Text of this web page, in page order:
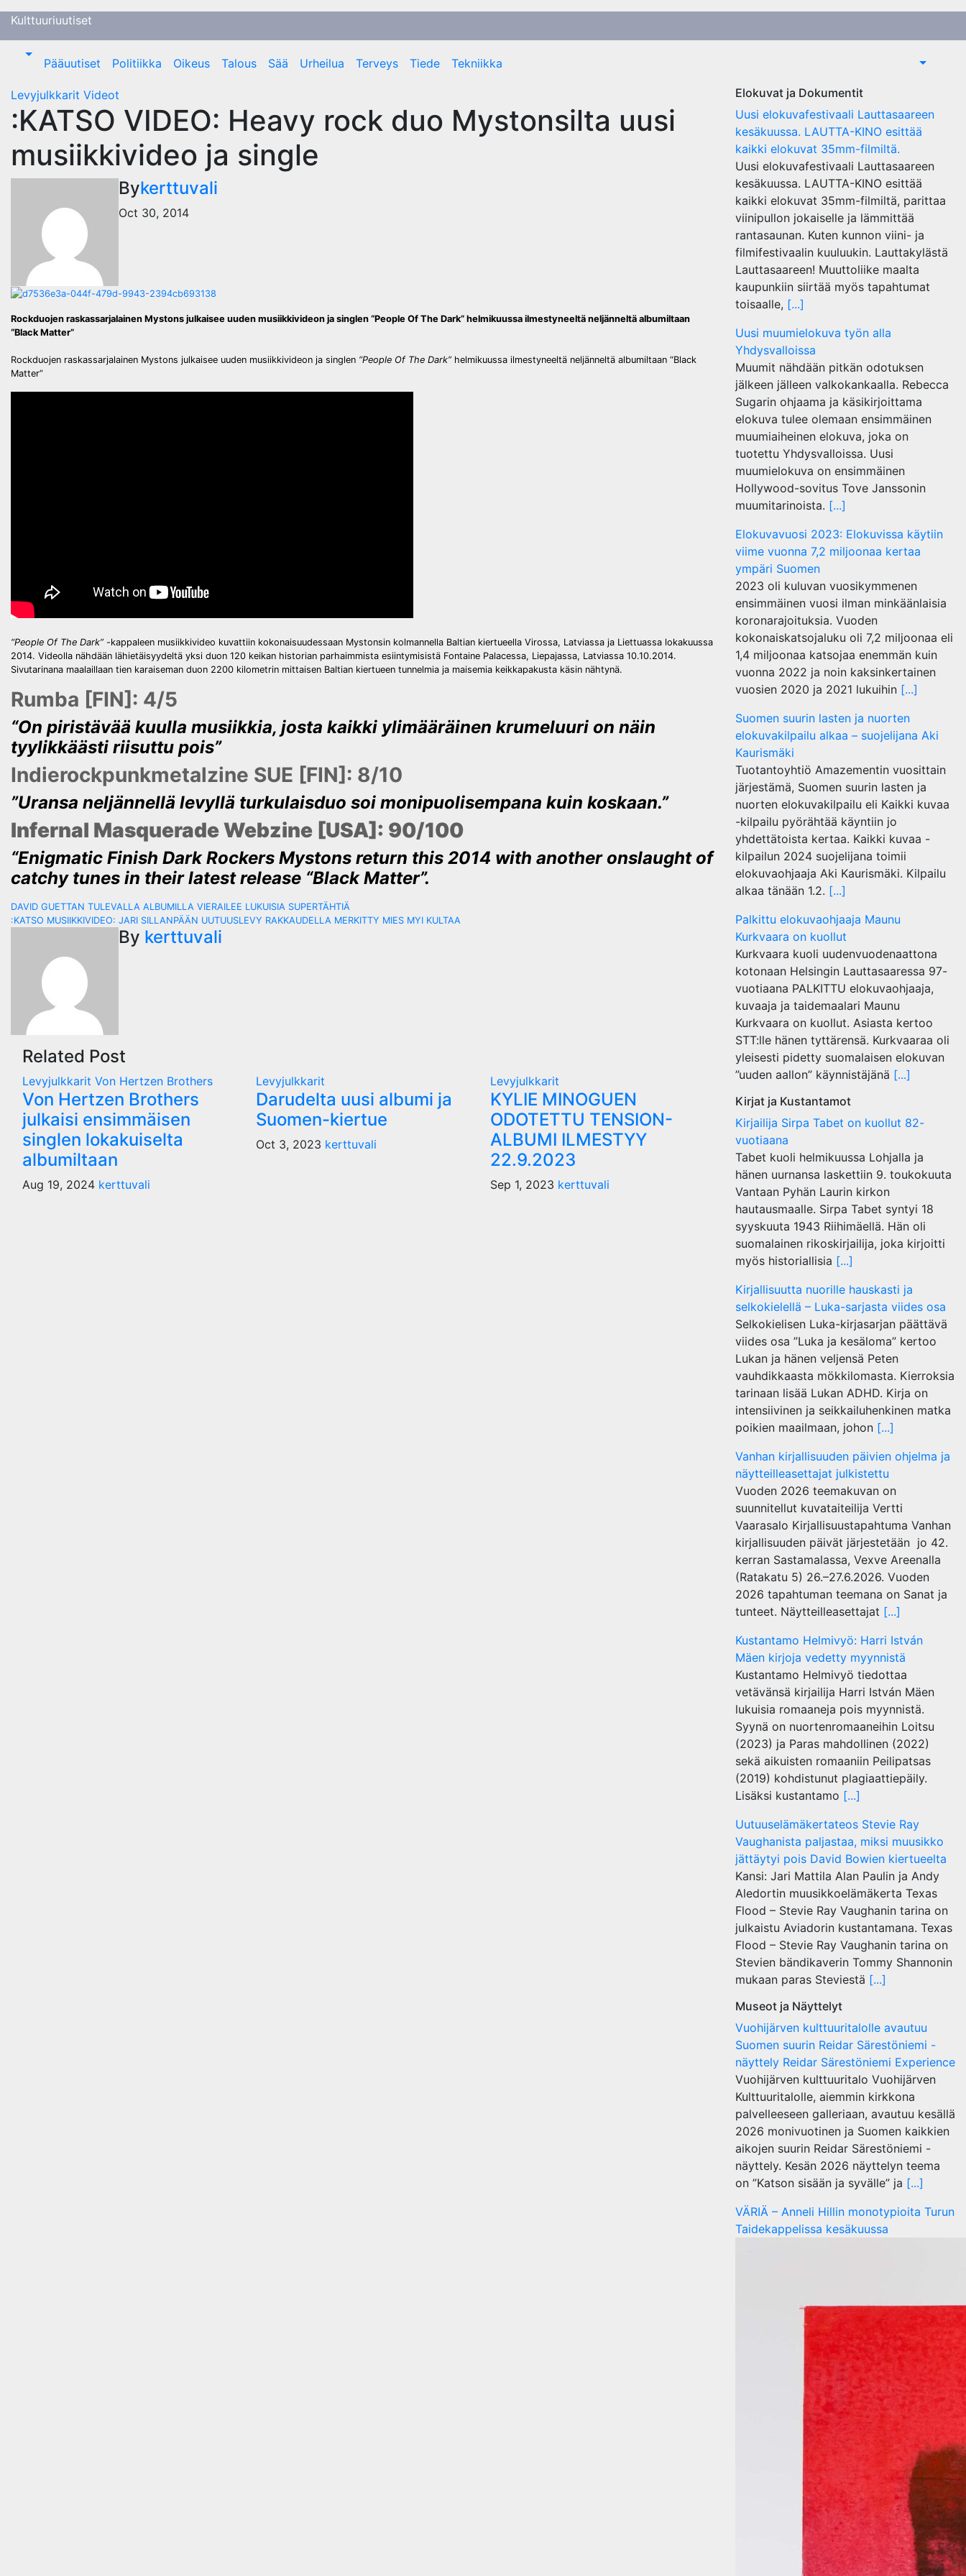
Skip
content
Kulttuuriuutiset
Pääuutiset Politiikka Oikeus Talous Sää Urheilua Terveys Tiede Tekniikka
Levyjulkkarit Videot
:KATSO VIDEO: Heavy rock duo Mystonsilta uusi
musiikkivideo ja single
Bykerttuvali
Oct 30, 2014
Rockduojen raskassarjalainen Mystons julkaisee uuden musiikkivideon ja singlen “People Of The Dark” helmikuussa ilmestyneeltä neljänneltä albumiltaan
“Black Matter”
Rockduojen raskassarjalainen Mystons julkaisee uuden musiikkivideon ja singlen “People Of The Dark” helmikuussa ilmestyneeltä neljänneltä albumiltaan “Black
Matter”
“People Of The Dark” -kappaleen musiikkivideo kuvattiin kokonaisuudessaan Mystonsin kolmannella Baltian kiertueella Virossa, Latviassa ja Liettuassa lokakuussa
2014. Videolla nähdään lähietäisyydeltä yksi duon 120 keikan historian parhaimmista esiintymisistä Fontaine Palacessa, Liepajassa, Latviassa 10.10.2014.
Sivutarinana maalaillaan tien karaiseman duon 2200 kilometrin mittaisen Baltian kiertueen tunnelmia ja maisemia keikkapakusta käsin nähtynä.
Rumba [FIN]: 4/5
“On piristävää kuulla musiikkia, josta kaikki ylimääräinen krumeluuri on näin
tyylikkäästi riisuttu pois”
Indierockpunkmetalzine SUE [FIN]: 8/10
”Uransa neljännellä levyllä turkulaisduo soi monipuolisempana kuin koskaan.”
Infernal Masquerade Webzine [USA]: 90/100
“Enigmatic Finish Dark Rockers Mystons return this 2014 with another onslaught of
catchy tunes in their latest release “Black Matter”.
Post
navigation
DAVID GUETTAN TULEVALLA ALBUMILLA VIERAILEE LUKUISIA SUPERTÄHTIÄ
:KATSO MUSIIKKIVIDEO: JARI SILLANPÄÄN UUTUUSLEVY RAKKAUDELLA MERKITTY MIES MYI KULTAA
By kerttuvali
Related Post
Levyjulkkarit Von Hertzen Brothers
Von Hertzen Brothers
julkaisi ensimmäisen
singlen lokakuiselta
albumiltaan
Aug 19, 2024 kerttuvali
Levyjulkkarit
Darudelta uusi albumi ja
Suomen-kiertue
Oct 3, 2023 kerttuvali
Levyjulkkarit
KYLIE MINOGUEN
ODOTETTU TENSION-
ALBUMI ILMESTYY
22.9.2023
Sep 1, 2023 kerttuvali
Elokuvat ja Dokumentit
Uusi elokuvafestivaali Lauttasaareen
kesäkuussa. LAUTTA-KINO esittää
kaikki elokuvat 35mm-filmiltä.
Uusi elokuvafestivaali Lauttasaareen
kesäkuussa. LAUTTA-KINO esittää
kaikki elokuvat 35mm-filmiltä, parittaa
viinipullon jokaiselle ja lämmittää
rantasaunan. Kuten kunnon viini- ja
filmifestivaalin kuuluukin. Lauttakylästä
Lauttasaareen! Muuttoliike maalta
kaupunkiin siirtää myös tapahtumat
toisaalle, [...]
Uusi muumielokuva työn alla
Yhdysvalloissa
Muumit nähdään pitkän odotuksen
jälkeen jälleen valkokankaalla. Rebecca
Sugarin ohjaama ja käsikirjoittama
elokuva tulee olemaan ensimmäinen
muumiaiheinen elokuva, joka on
tuotettu Yhdysvalloissa. Uusi
muumielokuva on ensimmäinen
Hollywood-sovitus Tove Janssonin
muumitarinoista. [...]
Elokuvavuosi 2023: Elokuvissa käytiin
viime vuonna 7,2 miljoonaa kertaa
ympäri Suomen
2023 oli kuluvan vuosikymmenen
ensimmäinen vuosi ilman minkäänlaisia
koronarajoituksia. Vuoden
kokonaiskatsojaluku oli 7,2 miljoonaa eli
1,4 miljoonaa katsojaa enemmän kuin
vuonna 2022 ja noin kaksinkertainen
vuosien 2020 ja 2021 lukuihin [...]
Suomen suurin lasten ja nuorten
elokuvakilpailu alkaa – suojelijana Aki
Kaurismäki
Tuotantoyhtiö Amazementin vuosittain
järjestämä, Suomen suurin lasten ja
nuorten elokuvakilpailu eli Kaikki kuvaa
-kilpailu pyörähtää käyntiin jo
yhdettätoista kertaa. Kaikki kuvaa -
kilpailun 2024 suojelijana toimii
elokuvaohjaaja Aki Kaurismäki. Kilpailu
alkaa tänään 1.2. [...]
Palkittu elokuvaohjaaja Maunu
Kurkvaara on kuollut
Kurkvaara kuoli uudenvuodenaattona
kotonaan Helsingin Lauttasaaressa 97-
vuotiaana PALKITTU elokuvaohjaaja,
kuvaaja ja taidemaalari Maunu
Kurkvaara on kuollut. Asiasta kertoo
STT:lle hänen tyttärensä. Kurkvaaraa oli
yleisesti pidetty suomalaisen elokuvan
”uuden aallon” käynnistäjänä [...]
Kirjat ja Kustantamot
Kirjailija Sirpa Tabet on kuollut 82-
vuotiaana
Tabet kuoli helmikuussa Lohjalla ja
hänen uurnansa laskettiin 9. toukokuuta
Vantaan Pyhän Laurin kirkon
hautausmaalle. Sirpa Tabet syntyi 18
syyskuuta 1943 Riihimäellä. Hän oli
suomalainen rikoskirjailija, joka kirjoitti
myös historiallisia [...]
Kirjallisuutta nuorille hauskasti ja
selkokielellä – Luka-sarjasta viides osa
Selkokielisen Luka-kirjasarjan päättävä
viides osa ”Luka ja kesäloma” kertoo
Lukan ja hänen veljensä Peten
vauhdikkaasta mökkilomasta. Kierroksia
tarinaan lisää Lukan ADHD. Kirja on
intensiivinen ja seikkailuhenkinen matka
poikien maailmaan, johon [...]
Vanhan kirjallisuuden päivien ohjelma ja
näytteilleasettajat julkistettu
Vuoden 2026 teemakuvan on
suunnitellut kuvataiteilija Vertti
Vaarasalo Kirjallisuustapahtuma Vanhan
kirjallisuuden päivät järjestetään jo 42.
kerran Sastamalassa, Vexve Areenalla
(Ratakatu 5) 26.–27.6.2026. Vuoden
2026 tapahtuman teemana on Sanat ja
tunteet. Näytteilleasettajat [...]
Kustantamo Helmivyö: Harri István
Mäen kirjoja vedetty myynnistä
Kustantamo Helmivyö tiedottaa
vetävänsä kirjailija Harri István Mäen
lukuisia romaaneja pois myynnistä.
Syynä on nuortenromaaneihin Loitsu
(2023) ja Paras mahdollinen (2022)
sekä aikuisten romaaniin Peilipatsas
(2019) kohdistunut plagiaattiepäily.
Lisäksi kustantamo [...]
Uutuuselämäkertateos Stevie Ray
Vaughanista paljastaa, miksi muusikko
jättäytyi pois David Bowien kiertueelta
Kansi: Jari Mattila Alan Paulin ja Andy
Aledortin muusikkoelämäkerta Texas
Flood – Stevie Ray Vaughanin tarina on
julkaistu Aviadorin kustantamana. Texas
Flood – Stevie Ray Vaughanin tarina on
Stevien bändikaverin Tommy Shannonin
mukaan paras Steviestä [...]
Museot ja Näyttelyt
Vuohijärven kulttuuritalolle avautuu
Suomen suurin Reidar Särestöniemi -
näyttely Reidar Särestöniemi Experience
Vuohijärven kulttuuritalo Vuohijärven
Kulttuuritalolle, aiemmin kirkkona
palvelleeseen galleriaan, avautuu kesällä
2026 monivuotinen ja Suomen kaikkien
aikojen suurin Reidar Särestöniemi -
näyttely. Kesän 2026 näyttelyn teema
on ”Katson sisään ja syvälle” ja [...]
VÄRIÄ – Anneli Hillin monotypioita Turun
Taidekappelissa kesäkuussa